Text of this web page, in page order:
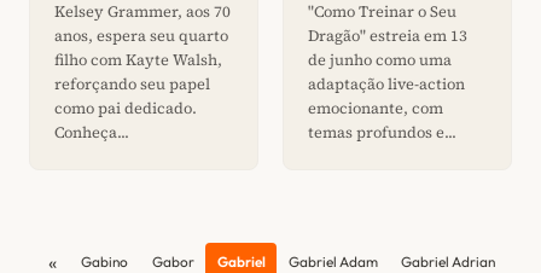
Kelsey Grammer, aos 70
anos, espera seu quarto
filho com Kayte Walsh,
reforçando seu papel
como pai dedicado.
Conheça...
"Como Treinar o Seu
Dragão" estreia em 13
de junho como uma
adaptação live-action
emocionante, com
temas profundos e...
« Gabino Gabor Gabriel Gabriel Adam Gabriel Adrian